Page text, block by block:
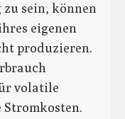
sein, können
eigenen
produzieren.
volatile
Stromkosten.